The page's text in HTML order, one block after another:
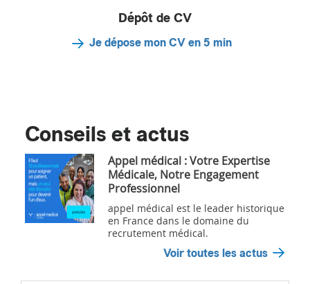
Dépôt de CV
Je dépose mon CV en 5 min
Conseils et actus
Appel médical : Votre Expertise
Médicale, Notre Engagement
Professionnel
appel médical est le leader historique
en France dans le domaine du
recrutement médical.
Voir toutes les actus